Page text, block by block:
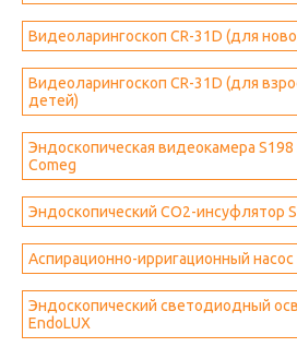
Видеоларингоскоп CR-31D (для
Видеоларингоскоп CR-31D (для
детей)
Эндоскопическая видеокамера S198
Comeg
Эндоскопический СО2-инсуфлятор
Аспирационно-ирригационный насос
Эндоскопический светодиодный
EndoLUX